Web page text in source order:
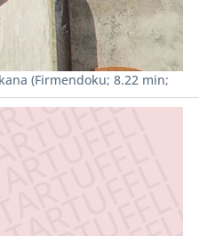
(Firmendoku; 8.22 min;